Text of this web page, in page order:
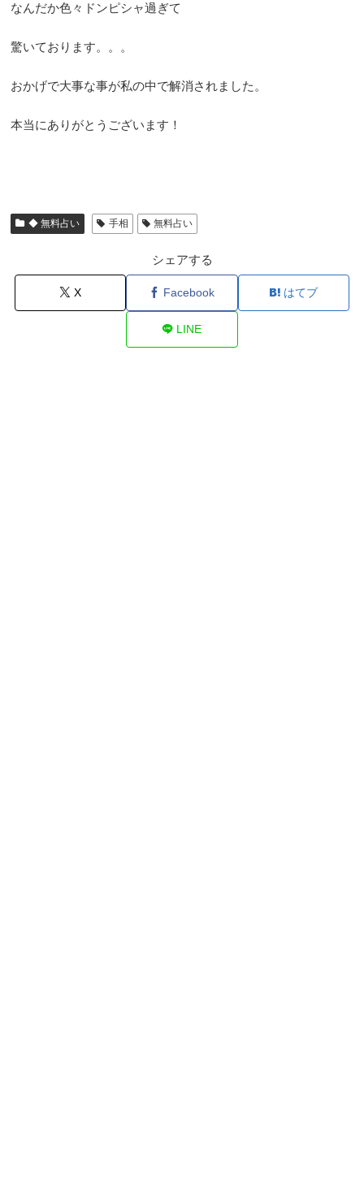
なんだか色々ドンピシャ過ぎて
驚いております。。。
おかげで大事な事が私の中で解消されました。
本当にありがとうございます！
◆ 無料占い 手相 無料占い
シェアする
X Facebook はてブ
LINE